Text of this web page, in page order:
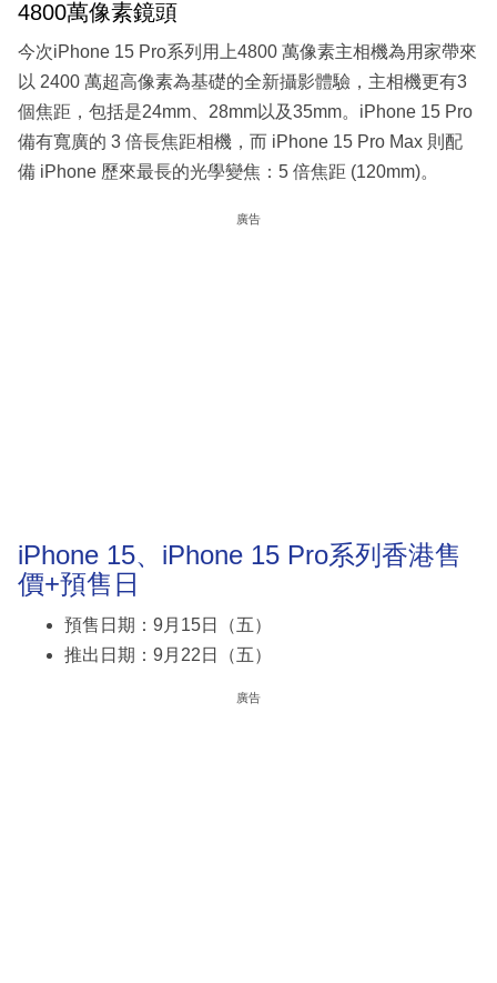
4800萬像素鏡頭
今次iPhone 15 Pro系列用上4800 萬像素主相機為用家帶來
以 2400 萬超高像素為基礎的全新攝影體驗，主相機更有3
個焦距，包括是24mm、28mm以及35mm。iPhone 15 Pro
備有寬廣的 3 倍長焦距相機，而 iPhone 15 Pro Max 則配
備 iPhone 歷來最長的光學變焦：5 倍焦距 (120mm)。
廣告
iPhone 15、iPhone 15 Pro系列香港售
價+預售日
預售日期：9月15日（五）
推出日期：9月22日（五）
廣告